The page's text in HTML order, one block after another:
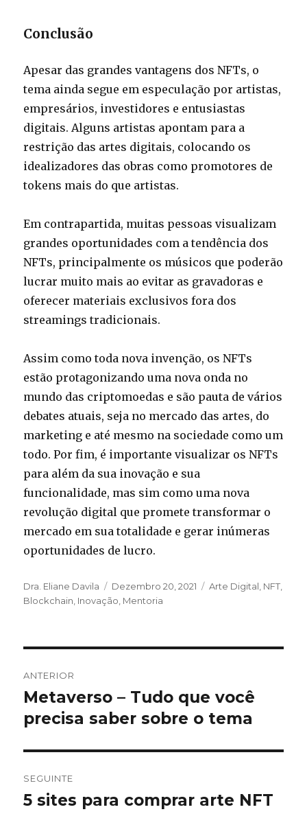
Conclusão
Apesar das grandes vantagens dos NFTs, o
tema ainda segue em especulação por artistas,
empresários, investidores e entusiastas
digitais. Alguns artistas apontam para a
restrição das artes digitais, colocando os
idealizadores das obras como promotores de
tokens mais do que artistas.
Em contrapartida, muitas pessoas visualizam
grandes oportunidades com a tendência dos
NFTs, principalmente os músicos que poderão
lucrar muito mais ao evitar as gravadoras e
oferecer materiais exclusivos fora dos
streamings tradicionais.
Assim como toda nova invenção, os NFTs
estão protagonizando uma nova onda no
mundo das criptomoedas e são pauta de vários
debates atuais, seja no mercado das artes, do
marketing e até mesmo na sociedade como um
todo. Por fim, é importante visualizar os NFTs
para além da sua inovação e sua
funcionalidade, mas sim como uma nova
revolução digital que promete transformar o
mercado em sua totalidade e gerar inúmeras
oportunidades de lucro.
Autor
Dra. Eliane Davila
Publicado
em
Dezembro 20, 2021 Categorias
Arte Digital, NFT
Blockchain Inovação Mentoria
de
artigos
ANTERIOR
Artigo
anterior:
Metaverso – Tudo que você
precisa saber sobre o tema
SEGUINTE
Artigo
5 sites para comprar arte NFT